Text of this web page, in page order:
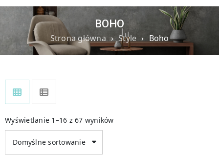
BOHO
Strona główna › Style › Boho
Wyświetlanie 1–16 z 67 wyników
Domyślne sortowanie